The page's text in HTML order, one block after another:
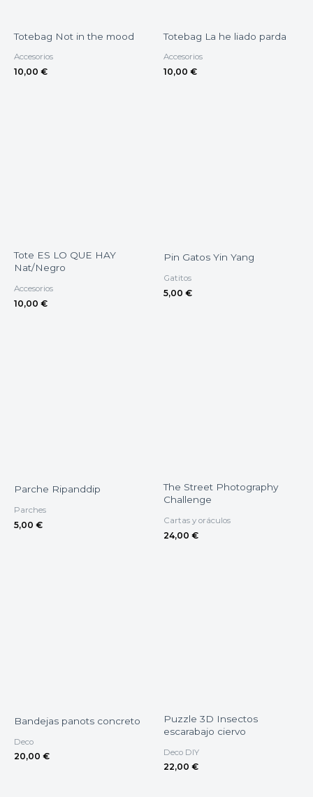
Totebag Not in the mood
Accesorios
10,00 €
Totebag La he liado parda
Accesorios
10,00 €
Tote ES LO QUE HAY
Nat/Negro
Accesorios
10,00 €
Pin Gatos Yin Yang
Gatitos
5,00 €
Parche Ripanddip
Parches
5,00 €
The Street Photography
Challenge
Cartas y oráculos
24,00 €
Bandejas panots concreto
Deco
20,00 €
Puzzle 3D Insectos
escarabajo ciervo
Deco DIY
22,00 €